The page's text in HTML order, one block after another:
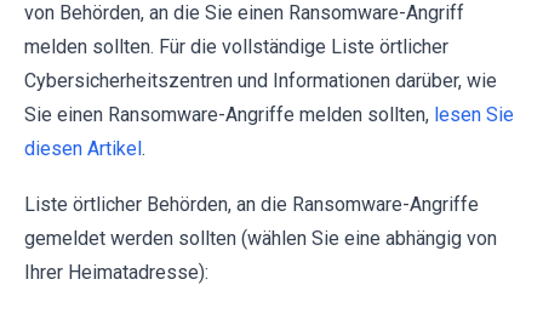
von Behörden, an die Sie einen Ransomware-Angriff
melden sollten. Für die vollständige Liste örtlicher
Cybersicherheitszentren und Informationen darüber, wie
Sie einen Ransomware-Angriffe melden sollten, lesen Sie
diesen Artikel.
Liste örtlicher Behörden, an die Ransomware-Angriffe
gemeldet werden sollten (wählen Sie eine abhängig von
Ihrer Heimatadresse):